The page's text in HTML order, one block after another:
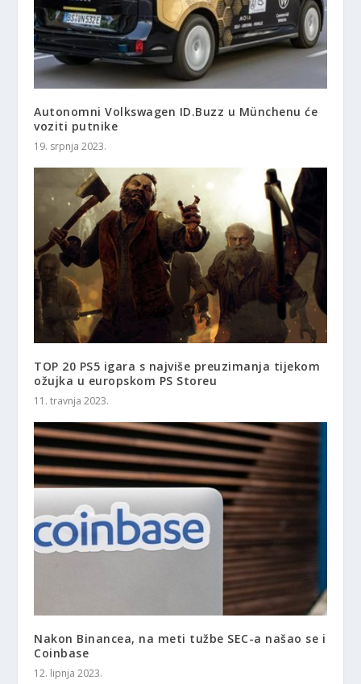
Autonomni Volkswagen ID.Buzz u Münchenu će
voziti putnike
19. srpnja 2023.
TOP 20 PS5 igara s najviše preuzimanja tijekom
ožujka u europskom PS Storeu
11. travnja 2023.
Nakon Binancea, na meti tužbe SEC-a našao se i
Coinbase
12. lipnja 2023.